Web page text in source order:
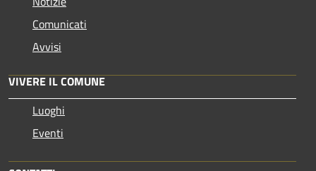
Comunicati
Avvisi
VIVERE IL COMUNE
Luoghi
Eventi